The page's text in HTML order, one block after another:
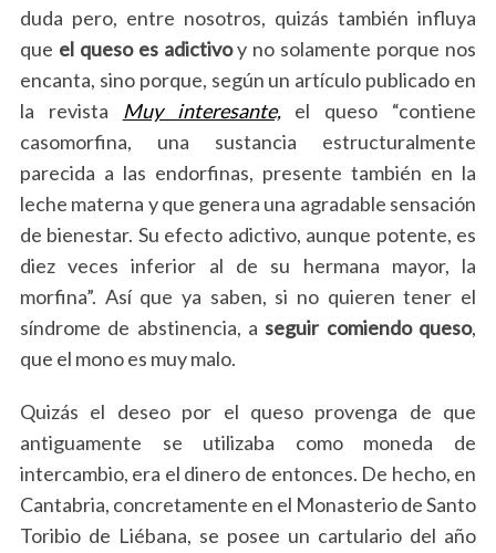
duda pero, entre nosotros, quizás también influya
que el queso es adictivoy no solamente porque nos
encanta, sino porque, según un artículo publicado en
la revista
Muy interesante,el queso “contiene
casomorfina, una sustancia estructuralmente
parecida a las endorfinas, presente también en la
leche materna y que genera una agradable sensación
de bienestar. Su efecto adictivo, aunque potente, es
diez veces inferior al de su hermana mayor, la
morfina”. Así que ya saben, si no quieren tener el
síndrome de abstinencia, aseguir comiendo queso,
que el mono es muy malo.
Quizás el deseo por el queso provenga de que
antiguamente se utilizaba como moneda de
intercambio, era el dinero de entonces. De hecho, en
Cantabria, concretamente en el Monasterio de Santo
Toribio de Liébana, se posee un cartulario del año